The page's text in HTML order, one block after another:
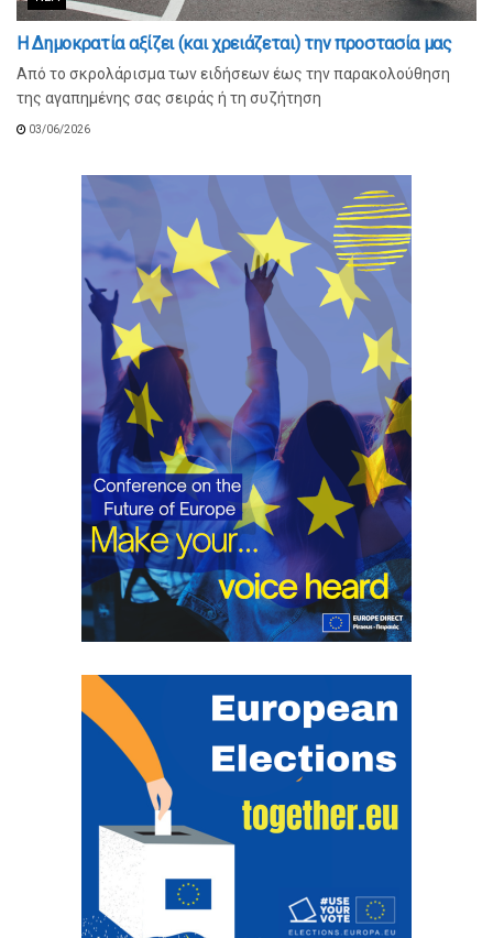
Η Δημοκρατία αξίζει (και χρειάζεται) την προστασία μας
Από το σκρολάρισμα των ειδήσεων έως την παρακολούθηση
της αγαπημένης σας σειράς ή τη συζήτηση
03/06/2026